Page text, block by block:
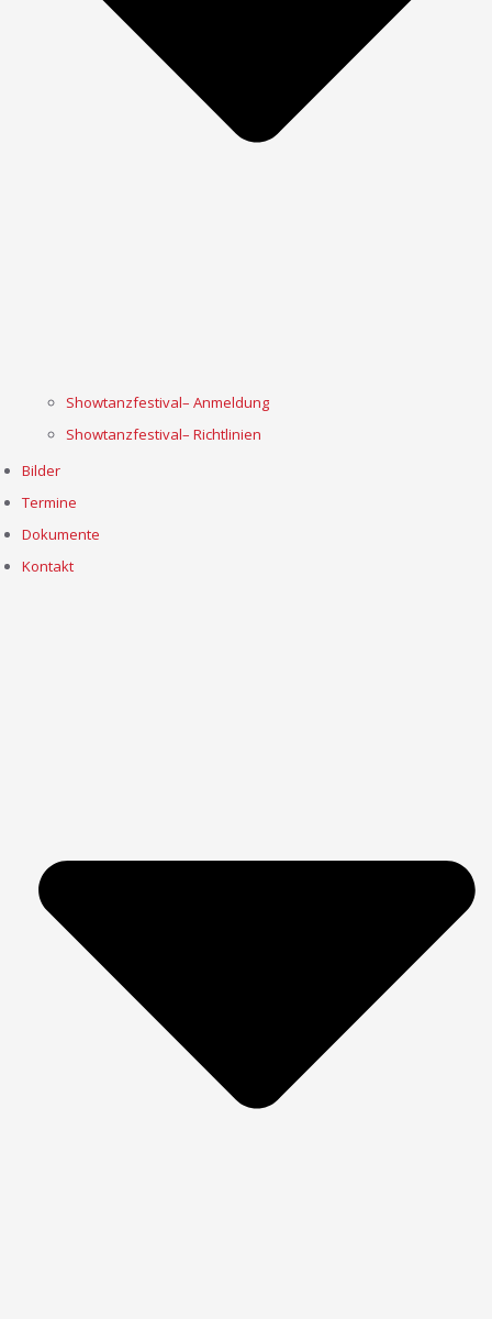
Showtanzfestival– Anmeldung
Showtanzfestival– Richtlinien
Bilder
Termine
Dokumente
Kontakt